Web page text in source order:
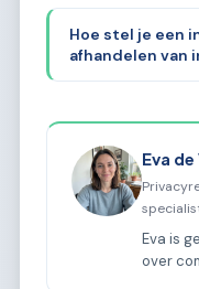
Hoe stel je een
afhandelen van
Eva de
Eva is
over